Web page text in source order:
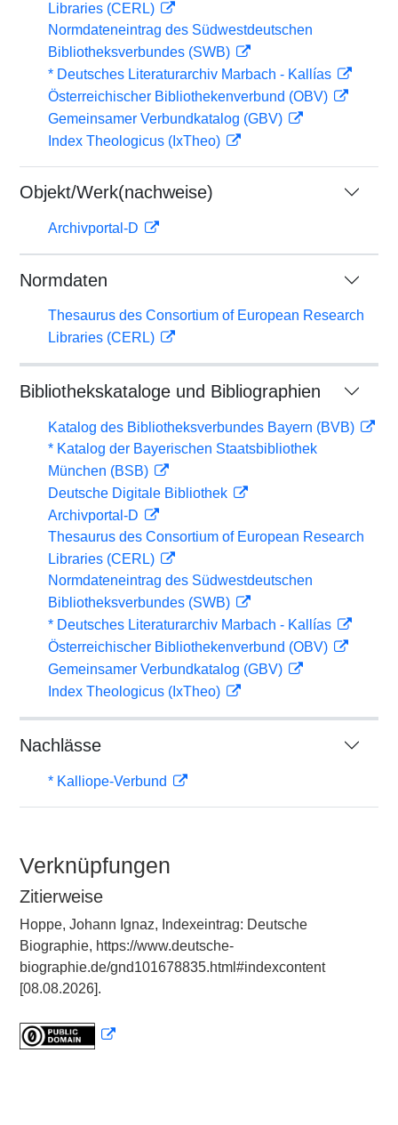
Libraries (CERL)
Normdateneintrag des Südwestdeutschen
Bibliotheksverbundes (SWB)
* Deutsches Literaturarchiv Marbach - Kallías
Österreichischer Bibliothekenverbund (OBV)
Gemeinsamer Verbundkatalog (GBV)
Index Theologicus (IxTheo)
Objekt/Werk(nachweise)
Archivportal-D
Normdaten
Thesaurus des Consortium of European Research
Libraries (CERL)
Bibliothekskataloge und Bibliographien
Katalog des Bibliotheksverbundes Bayern (BVB)
* Katalog der Bayerischen Staatsbibliothek
München (BSB)
Deutsche Digitale Bibliothek
Archivportal-D
Thesaurus des Consortium of European Research
Libraries (CERL)
Normdateneintrag des Südwestdeutschen
Bibliotheksverbundes (SWB)
* Deutsches Literaturarchiv Marbach - Kallías
Österreichischer Bibliothekenverbund (OBV)
Gemeinsamer Verbundkatalog (GBV)
Index Theologicus (IxTheo)
Nachlässe
* Kalliope-Verbund
Verknüpfungen
Zitierweise
Hoppe, Johann Ignaz, Indexeintrag: Deutsche
Biographie, https://www.deutsche-
biographie.de/gnd101678835.html#indexcontent
[08.08.2026].